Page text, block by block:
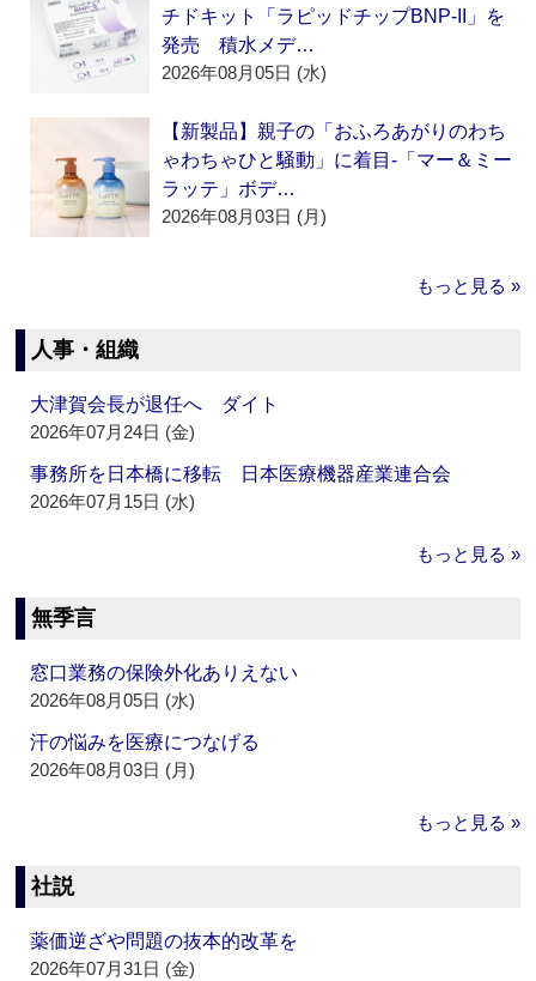
チドキット「ラピッドチップBNP-II」を
発売 積水メデ…
2026年08月05日 (水)
【新製品】親子の「おふろあがりのわち
ゃわちゃひと騒動」に着目‐「マー＆ミー
ラッテ」ボデ…
2026年08月03日 (月)
もっと見る »
人事・組織
大津賀会長が退任へ ダイト
2026年07月24日 (金)
事務所を日本橋に移転 日本医療機器産業連合会
2026年07月15日 (水)
もっと見る »
無季言
窓口業務の保険外化ありえない
2026年08月05日 (水)
汗の悩みを医療につなげる
2026年08月03日 (月)
もっと見る »
社説
薬価逆ざや問題の抜本的改革を
2026年07月31日 (金)